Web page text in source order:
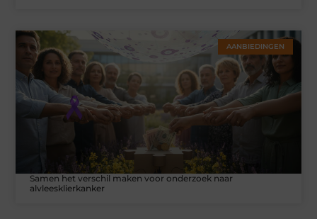
AANBIEDINGEN
Samen het verschil maken voor onderzoek naar
alvleesklierkanker